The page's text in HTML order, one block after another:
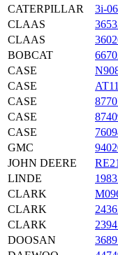
CATERPILLAR
3i-
CLAAS
CLAAS
BOBCAT
CASE
CASE
CASE
CASE
CASE
GMC
JOHN DEERE
LINDE
CLARK
CLARK
CLARK
DOOSAN